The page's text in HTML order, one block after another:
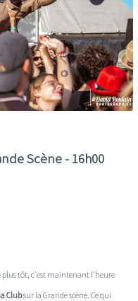
Scène - 16h00
plus tôt, c'est maintenant l'heure
Clubsur la Grande scène. Ce qui